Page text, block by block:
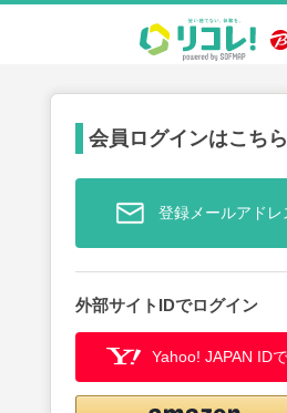
会員ログインはこちら
登録メールアドレ
外部サイトIDでログイン
Yahoo! JAPAN ID